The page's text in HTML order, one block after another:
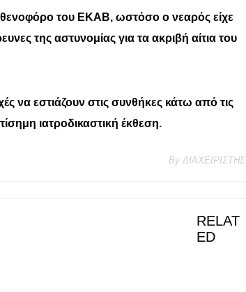
του ΕΚΑΒ, ωστόσο ο νεαρός είχε
της αστυνομίας για τα ακριβή αίτια του
να εστιάζουν στις συνθήκες κάτω από τις
ιατροδικαστική έκθεση.
By ΔΙΑΧΕΙΡΙΣΤΗΣ
RELAT
ED